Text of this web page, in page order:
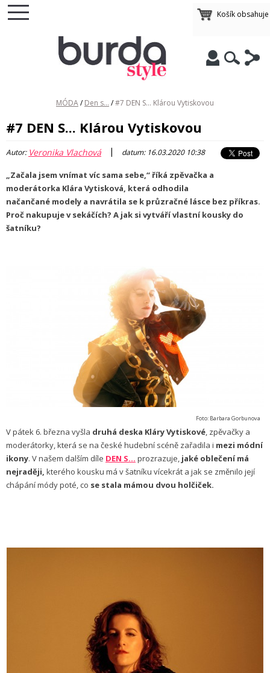
Košík obsahuje
MÓDA/ Den s... /#7 DEN S... Klárou Vytiskovou
#7 DEN S... Klárou Vytiskovou
Autor: Veronika Vlachová | datum: 16.03.2020 10:38
„Začala jsem vnímat víc sama sebe,“ říká zpěvačka a
moderátorka Klára Vytisková, která odhodila
načančané modely a navrátila se k průzračné lásce bez příkras.
Proč nakupuje v sekáčích? A jak si vytváří vlastní kousky do
šatníku?
Foto: Barbara Gorbunova
V pátek 6. března vyšla druhá deska Kláry Vytiskové, zpěvačky a
moderátorky, která se na české hudební scéně zařadila i mezi módní
ikony. V našem dalším díle DEN S… prozrazuje, jaké oblečení má
nejraději, kterého kousku má v šatníku vícekrát a jak se změnilo její
chápání módy poté, co se stala mámou dvou holčiček.